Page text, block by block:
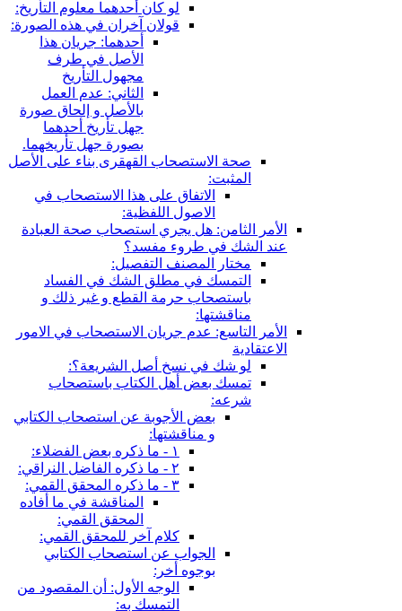
لو كان أحدهما معلوم التأريخ:
قولان آخران في هذه الصورة:
أحدهما: جريان هذا
الأصل في طرف
مجهول التأريخ
الثاني: عدم العمل
بالأصل و إلحاق صورة
جهل تأريخ أحدهما
بصورة جهل تأريخهما.
صحة الاستصحاب القهقرى بناء على الأصل
المثبت:
الاتفاق على هذا الاستصحاب في
الاصول اللفظية:
الأمر الثامن: هل يجري استصحاب صحة العبادة
عند الشك في طروء مفسد؟
مختار المصنف التفصيل:
التمسك في مطلق الشك في الفساد
باستصحاب حرمة القطع و غير ذلك و
مناقشتها:
الأمر التاسع: عدم جريان الاستصحاب في الامور
الاعتقادية
لو شك في نسخ أصل الشريعة؟:
تمسك بعض أهل الكتاب باستصحاب
شرعه:
بعض الأجوبة عن استصحاب الكتابي
و مناقشتها:
١ - ما ذكره بعض الفضلاء:
٢ - ما ذكره الفاضل النراقي:
٣ - ما ذكره المحقق القمي:
المناقشة في ما أفاده
المحقق القمي:
كلام آخر للمحقق القمي:
الجواب عن استصحاب الكتابي
بوجوه أخر:
الوجه الأول: أن المقصود من
التمسك به: